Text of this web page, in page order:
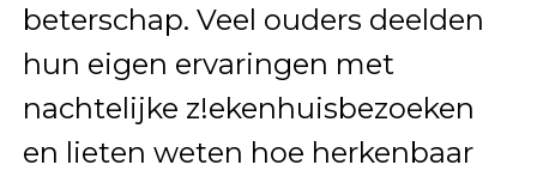
beterschap. Veel ouders deelden
hun eigen ervaringen met
nachtelijke z!ekenhuisbezoeken
en lieten weten hoe herkenbaar